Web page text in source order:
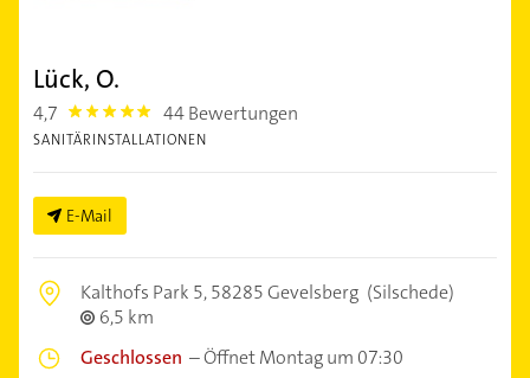
Lück, O.
4,7 4.7000003 44 Bewertungen
SANITÄRINSTALLATIONEN
E-Mail
Kalthofs Park 5,58285 Gevelsberg (Silschede)
6,5 km
Geschlossen –Öffnet Montag um 07:30